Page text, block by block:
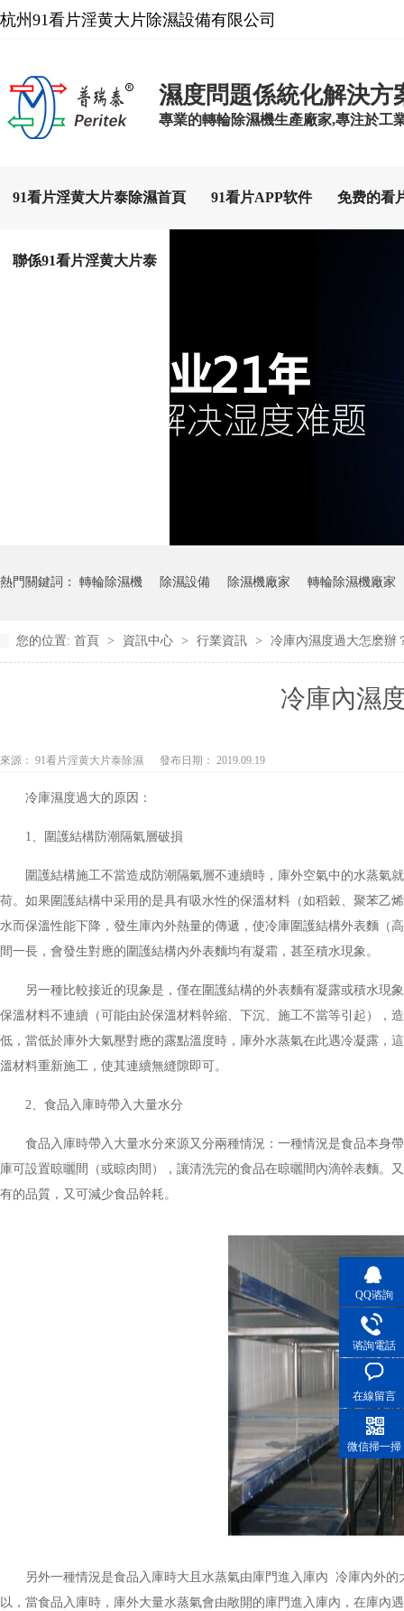
杭州91看片淫黄大片除濕設備有限公司
濕度問題係統化解決方
專業的轉輪除濕機生產廠家,專注於工
91看片淫黄大片泰除濕首頁 91看片APP软件 免费的看
聯係91看片淫黄大片泰
熱門關鍵詞： 轉輪除濕機 除濕設備 除濕機廠家 轉輪除濕機廠家
您的位置: 首頁 > 資訊中心 > 行業資訊 > 冷庫內濕度過大怎麽辦
冷庫內濕
來源： 91看片淫黄大片泰除濕 發布日期： 2019.09.19
冷庫濕度過大的原因：
1、圍護結構防潮隔氣層破損
圍護結構施工不當造成防潮隔氣層不連續時，庫外空氣中的水蒸氣
荷。如果圍護結構中采用的是具有吸水性的保溫材料（如稻穀、聚苯乙
水而保溫性能下降，發生庫內外熱量的傳遞，使冷庫圍護結構外表麵（
間一長，會發生對應的圍護結構內外表麵均有凝霜，甚至積水現象。
另一種比較接近的現象是，僅在圍護結構的外表麵有凝露或積水現
保溫材料不連續（可能由於保溫材料幹縮、下沉、施工不當等引起），
低，當低於庫外大氣壓對應的露點溫度時，庫外水蒸氣在此遇冷凝露，
溫材料重新施工，使其連續無縫隙即可。
2、食品入庫時帶入大量水分
食品入庫時帶入大量水分來源又分兩種情況：一種情況是食品本身
庫可設置晾曬間（或晾肉間），讓清洗完的食品在晾曬間內滴幹表麵。
有的品質，又可減少食品幹耗。
另外一種情況是食品入庫時大且水蒸氣由庫門進入庫內 冷庫內外
以，當食品入庫時，庫外大量水蒸氣會由敞開的庫門進入庫內，在庫內
QQ谘詢
谘詢電話
在線留言
微信掃一掃